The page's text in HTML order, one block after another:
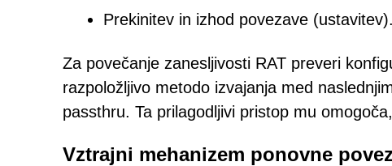
Prekinitev in izhod povezave (ustavitev).
Za povečanje zanesljivosti RAT preveri
razpoložljivo metodo izvajanja med
passthru. Ta prilagodljivi pristop mu
Vztrajni mehanizem ponovne